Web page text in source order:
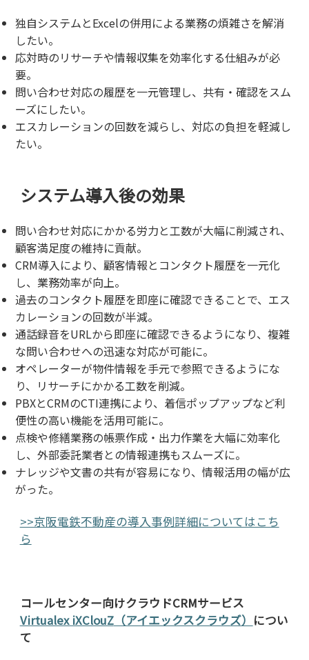
独自システムとExcelの併用による業務の煩雑さを解消
したい。
応対時のリサーチや情報収集を効率化する仕組みが必
要。
問い合わせ対応の履歴を一元管理し、共有・確認をスム
ーズにしたい。
エスカレーションの回数を減らし、対応の負担を軽減し
たい。
システム導入後の効果
問い合わせ対応にかかる労力と工数が大幅に削減され、
顧客満足度の維持に貢献。
CRM導入により、顧客情報とコンタクト履歴を一元化
し、業務効率が向上。
過去のコンタクト履歴を即座に確認できることで、エス
カレーションの回数が半減。
通話録音をURLから即座に確認できるようになり、複雑
な問い合わせへの迅速な対応が可能に。
オペレーターが物件情報を手元で参照できるようにな
り、リサーチにかかる工数を削減。
PBXとCRMのCTI連携により、着信ポップアップなど利
便性の高い機能を活用可能に。
点検や修繕業務の帳票作成・出力作業を大幅に効率化
し、外部委託業者との情報連携もスムーズに。
ナレッジや文書の共有が容易になり、情報活用の幅が広
がった。
>>京阪電鉄不動産の導入事例詳細についてはこち
ら
コールセンター向けクラウドCRMサービス
Virtualex iXClouZ（アイエックスクラウズ） につい
て